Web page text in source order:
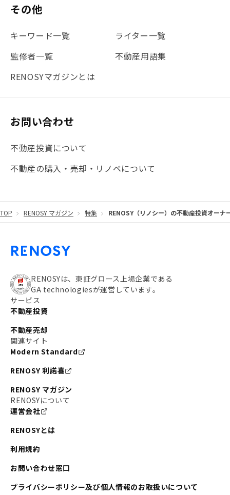
#不動産投資体験レポ
#地震対策
#セミナー #渋谷
#ふるさと納税
#法人化
#クラウドファンディング #JR京浜東北線
#まとめ #融資 #目黒
#JR湘南新宿ライン
#20代 #都営浅草線
#東急東横線
#都営大江戸線
#都営三田線 #不労所得
#私の資産ポートフォリオ
#わたしのリノベーションストーリー #JR横須賀線
#東京メトロ副都心線
#東京メトロ銀座線
#東京メトロ半蔵門線
#日暮里・舎人ライナー
#大田区
#中央区
#川崎
#東急池上線 #JR南武線
その他
キーワード一覧
ライター一覧
監修者一覧
不動産用語集
RENOSYマガジンとは
お問い合わせ
不動産投資について
不動産の購入・売却・リノベについて
TOP RENOSY マガジン 特集 RENOSY（リノシー）の不動産投資オーナ
RENOSYは、東証グロース上場企業である
GA technologiesが運営しています。
サービス
不動産投資
不動産売却
関連サイト
Modern Standard
RENOSY 利諾喜
RENOSY マガジン
RENOSYについて
運営会社
RENOSYとは
利用規約
お問い合わせ窓口
プライバシーポリシー及び個人情報のお取扱いについて